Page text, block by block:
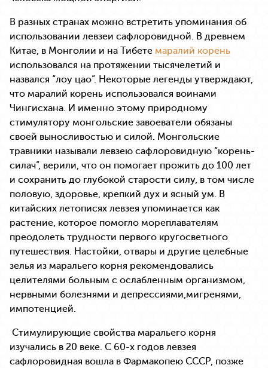
В разных странах можно встретить упоминания об
использовании левзеи сафлоровидной. В древнем
Китае, в Монголии и на Тибете маралий корень
использовался на протяжении тысячелетий и
назвался “лоу цао”. Некоторые легенды утверждают,
что маралий корень использовался воинами
Чингисхана. И именно этому природному
стимулятору монгольские завоеватели обязаны
своей выносливостью и силой. Монгольские
травники называли левзею сафлоровидную “корень-
силач”, верили, что он помогает прожить до 100 лет
и сохранить до глубокой старости силу, в том числе
половую, здоровье, крепкий дух и ясный ум. В
китайских летописях левзея упоминается как
растение, которое помогло мореплавателям
преодолеть трудности первого кругосветного
путешествия. Настойки, отвары и другие целебные
зелья из маральего корня рекомендовались
целителями больным с ослабленным организмом,
нервными болезнями и депрессиями,мигренями,
импотенцией.
Стимулирующие свойства маральего корня
изучались в 20 веке. С 60-х годов левзея
сафлоровидная вошла в Фармакопею СССР, позже